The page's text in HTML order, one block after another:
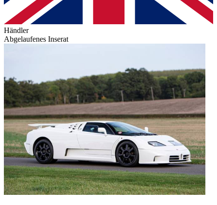
Händler
Abgelaufenes Inserat